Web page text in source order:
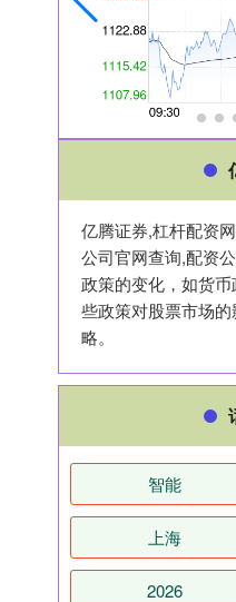
亿腾证券,杠杆配资
公司官网查询,配资
政策的变化，如货
些政策对股票市场
略。
智能
上海
2026